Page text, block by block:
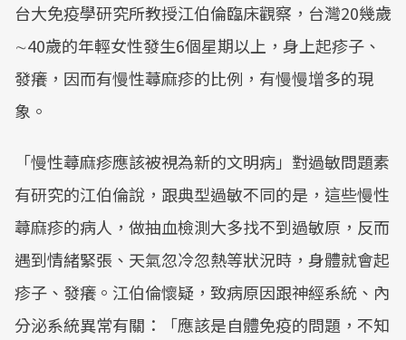
台大免疫學研究所教授江伯倫臨床觀察，台灣20幾歲
∼40歲的年輕女性發生6個星期以上，身上起疹子、
發癢，因而有慢性蕁麻疹的比例，有慢慢增多的現
象。
「慢性蕁麻疹應該被視為新的文明病」對過敏問題素
有研究的江伯倫說，跟典型過敏不同的是，這些慢性
蕁麻疹的病人，做抽血檢測大多找不到過敏原，反而
遇到情緒緊張、天氣忽冷忽熱等狀況時，身體就會起
疹子、發癢。江伯倫懷疑，致病原因跟神經系統、內
分泌系統異常有關：「應該是自體免疫的問題，不知